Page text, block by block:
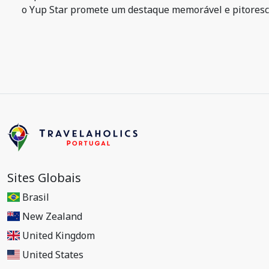
o Yup Star promete um destaque memorável e
Sites Globais
Brasil
New Zealand
United Kingdom
United States